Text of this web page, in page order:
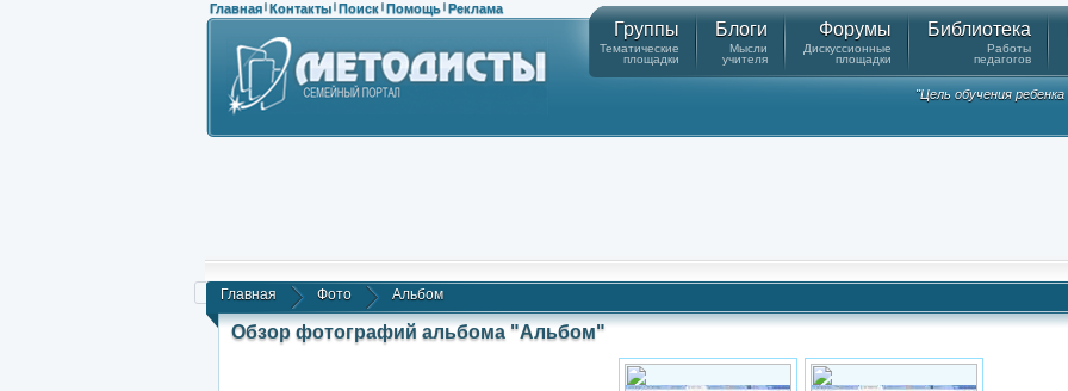
Главная | Контакты | Поиск | Помощь | Реклама
Группы
Тематические
площадки
Блоги
Мысли
учителя
Форумы
Дискуссионные
площадки
Библиотека
Работы
педагогов
"Цель обучения
Главная Фото Альбом
Обзор фотографий альбома "Альбом"